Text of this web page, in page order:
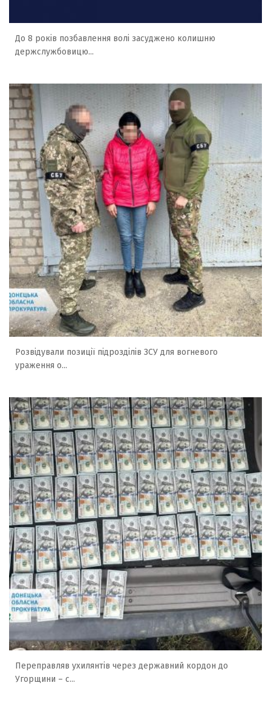
До 8 років позбавлення волі засуджено колишню
держслужбовицю...
Розвідували позиції підрозділів ЗСУ для вогневого
ураження о...
Переправляв ухилянтів через державний кордон до
Угорщини – с...